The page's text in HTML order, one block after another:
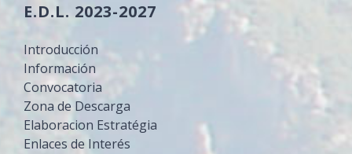
E.D.L. 2023-2027
Introducción
Información
Convocatoria
Zona de Descarga
Elaboracion Estratégia
Enlaces de Interés